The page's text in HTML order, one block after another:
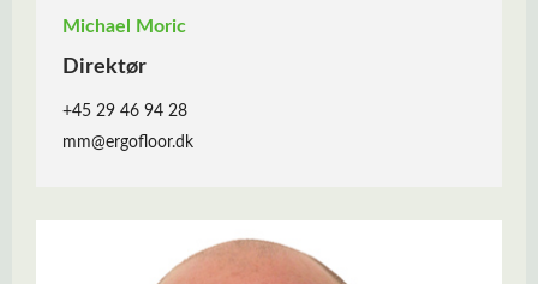
Michael Moric
Direktør
+45 29 46 94 28
mm@ergofloor.dk